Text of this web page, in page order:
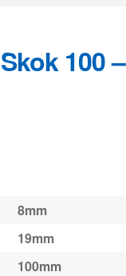
100 –
8mm
19mm
100mm